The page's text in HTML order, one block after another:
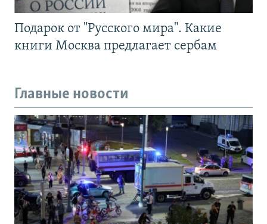
Подарок от "Русского мира". Какие
книги Москва предлагает сербам
Главные новости